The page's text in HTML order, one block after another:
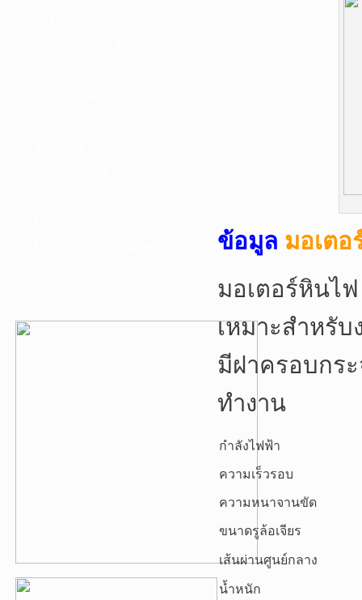
ข้อมูล มอเตอ
มอเตอร์หินไ
เหมาะสำหรับ
มีฝาครอบกร
ทำงาน
กำลังไฟฟ้า
ความเร็วรอบ
ความหนาจานขัด
ขนาดรูล้อเจียร
เส้นผ่านศูนย์กลาง
น้ำหนัก